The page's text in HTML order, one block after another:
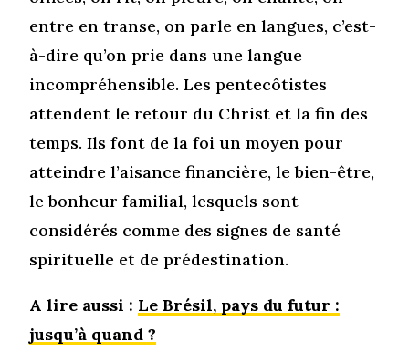
entre en transe, on parle en langues, c’est-
à-dire qu’on prie dans une langue
incompréhensible. Les pentecôtistes
attendent le retour du Christ et la fin des
temps. Ils font de la foi un moyen pour
atteindre l’aisance financière, le bien-être,
le bonheur familial, lesquels sont
considérés comme des signes de santé
spirituelle et de prédestination.
A lire aussi : Le Brésil, pays du futur :
jusqu’à quand ?